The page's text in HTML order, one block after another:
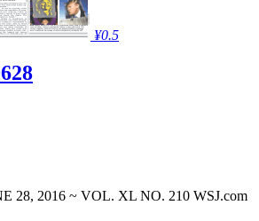
¥0.5
28, 2016 ~ VOL. XL NO. 210 WSJ.com